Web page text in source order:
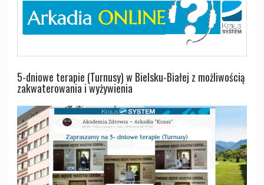
5-dniowe terapie (Turnusy) w Bielsku-Białej z możliwością
zakwaterowania i wyżywienia